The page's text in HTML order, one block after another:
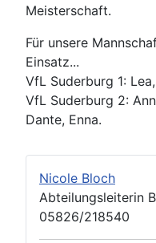
Nicole Bloch
Abteilungsleiterin
05826/218540
Meisterschaft.
Für unsere
Einsatz...
VfL Suderburg 1:
VfL Suderburg 2:
Dante, Enna.